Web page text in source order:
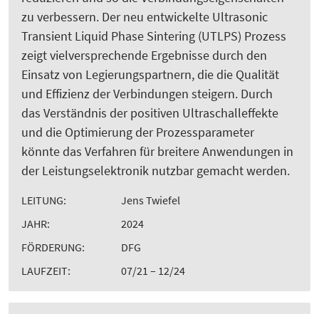
zu verbessern. Der neu entwickelte Ultrasonic
Transient Liquid Phase Sintering (UTLPS) Prozess
zeigt vielversprechende Ergebnisse durch den
Einsatz von Legierungspartnern, die die Qualität
und Effizienz der Verbindungen steigern. Durch
das Verständnis der positiven Ultraschalleffekte
und die Optimierung der Prozessparameter
könnte das Verfahren für breitere Anwendungen in
der Leistungselektronik nutzbar gemacht werden.
LEITUNG:
Jens Twiefel
JAHR:
2024
FÖRDERUNG:
DFG
LAUFZEIT:
07/21 – 12/24